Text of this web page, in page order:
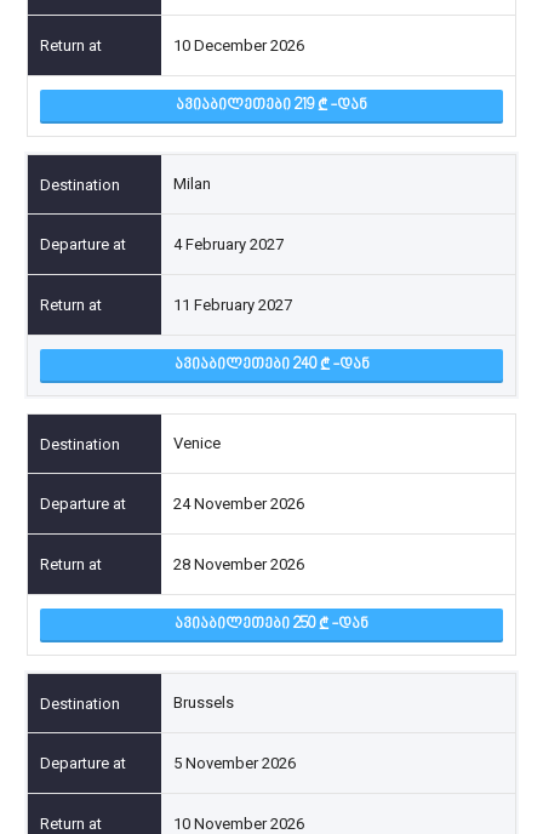
10 December 2026
ᲐᲕᲘᲐᲑᲘᲚᲔᲗᲔᲑᲘ 219 -ᲓᲐᲜ
Milan
4 February 2027
11 February 2027
ᲐᲕᲘᲐᲑᲘᲚᲔᲗᲔᲑᲘ 240 -ᲓᲐᲜ
Venice
24 November 2026
28 November 2026
ᲐᲕᲘᲐᲑᲘᲚᲔᲗᲔᲑᲘ 250 -ᲓᲐᲜ
Brussels
5 November 2026
10 November 2026